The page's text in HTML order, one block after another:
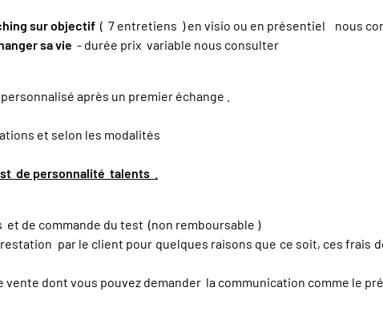
sur objectif ( 7 entretiens ) en visio ou en présentiel nous
sa vie - durée prix variable nous consulter
après un premier échange .
et selon les modalités
de personnalité talents
de commande du test (non remboursable )
par le client pour quelques raisons que ce soit, ces frais
dont vous pouvez demander la communication comme le